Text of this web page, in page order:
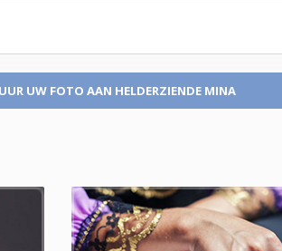
UW FOTO AAN HELDERZIENDE MINA